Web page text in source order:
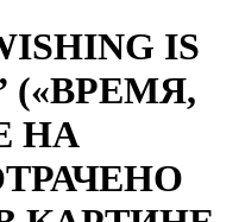
IS
(«ВРЕМЯ,
НА